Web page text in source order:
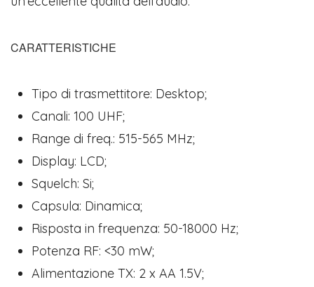
CARATTERISTICHE
Tipo di trasmettitore: Desktop;
Canali: 100 UHF;
Range di freq.: 515-565 MHz;
Display: LCD;
Squelch: Si;
Capsula: Dinamica;
Risposta in frequenza: 50-18000 Hz;
Potenza RF: <30 mW;
Alimentazione TX: 2 x AA 1.5V;